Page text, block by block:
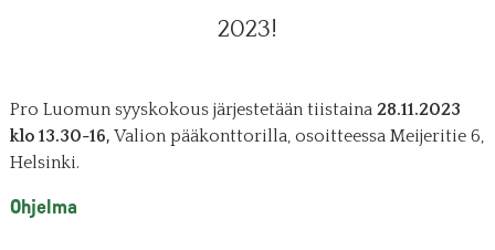
2023!
Pro Luomun syyskokous järjestetään tiistaina 28.11.2023
klo 13.30-16, Valion pääkonttorilla, osoitteessa Meijeritie 6,
Helsinki.
Ohjelma